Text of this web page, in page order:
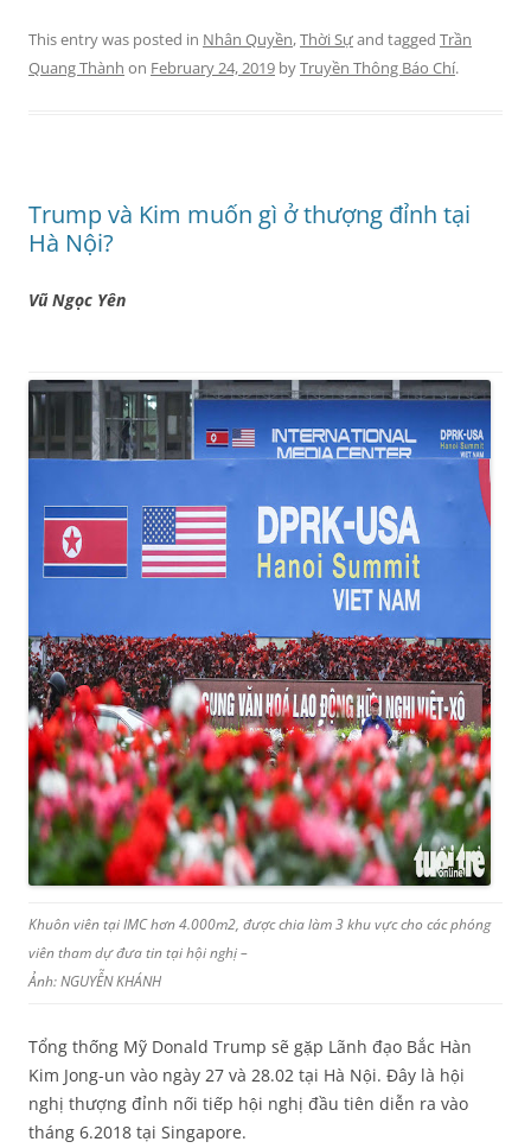
This entry was posted in Nhân Quyền,Thời Sựand tagged Trần
Quang Thành on February 24, 2019 byTruyền Thông Báo Chí.
Trump và Kim muốn gì ở thượng đỉnh tại
Hà Nội?
Vũ Ngọc Yên
Khuôn viên tại IMC hơn 4.000m2, được chia làm 3 khu vực cho các phóng
viên tham dự đưa tin tại hội nghị –
Ảnh: NGUYỄN KHÁNH
Tổng thống Mỹ Donald Trump sẽ gặp Lãnh đạo Bắc Hàn
Kim Jong-un vào ngày 27 và 28.02 tại Hà Nội. Đây là hội
nghị thượng đỉnh nối tiếp hội nghị đầu tiên diễn ra vào
tháng 6.2018 tại Singapore.